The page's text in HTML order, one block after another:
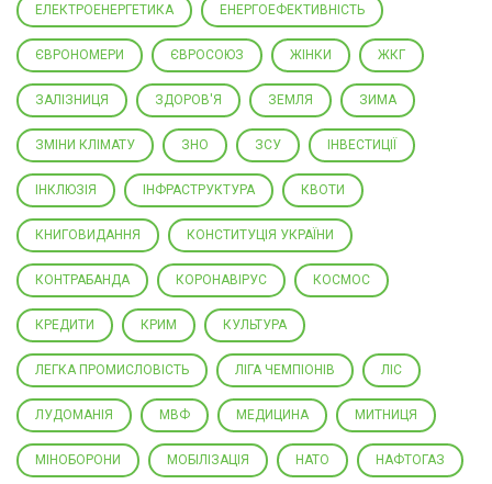
ЕЛЕКТРОЕНЕРГЕТИКА ЕНЕРГОЕФЕКТИВНІСТЬ
ЄВРОНОМЕРИ ЄВРОСОЮЗ ЖІНКИ ЖКГ
ЗАЛІЗНИЦЯ ЗДОРОВ'Я ЗЕМЛЯ ЗИМА
ЗМІНИ КЛІМАТУ ЗНО ЗСУ ІНВЕСТИЦІЇ
ІНКЛЮЗІЯ ІНФРАСТРУКТУРА КВОТИ
КНИГОВИДАННЯ КОНСТИТУЦІЯ УКРАЇНИ
КОНТРАБАНДА КОРОНАВІРУС КОСМОС
КРЕДИТИ КРИМ КУЛЬТУРА
ЛЕГКА ПРОМИСЛОВІСТЬ ЛІГА ЧЕМПІОНІВ ЛІС
ЛУДОМАНІЯ МВФ МЕДИЦИНА МИТНИЦЯ
МІНОБОРОНИ МОБІЛІЗАЦІЯ НАТО НАФТОГАЗ